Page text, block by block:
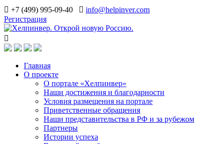
+7 (499) 995-09-40
info@helpinver.com
Регистрация
Главная
О проекте
О портале «Хелпинвер»
Наши достижения и благодарности
Условия размещения на портале
Приветственные обращения
Наши представительства в РФ и за рубежом
Партнеры
Истории успеха